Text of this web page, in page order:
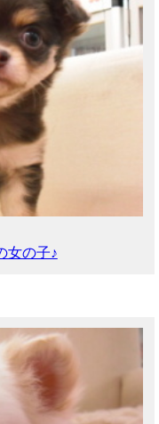
女の子♪